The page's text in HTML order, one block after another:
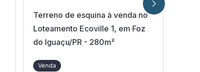
Terreno de esquina à venda no
Loteamento Ecoville 1, em Foz
do Iguaçu/PR - 280m²
Venda